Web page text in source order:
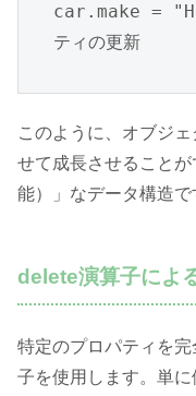
car.make =
ティの更新
このように、オブジ
せて成長させること
能）」なデータ構造で
delete演算子によ
特定のプロパティを
子を使用します。単